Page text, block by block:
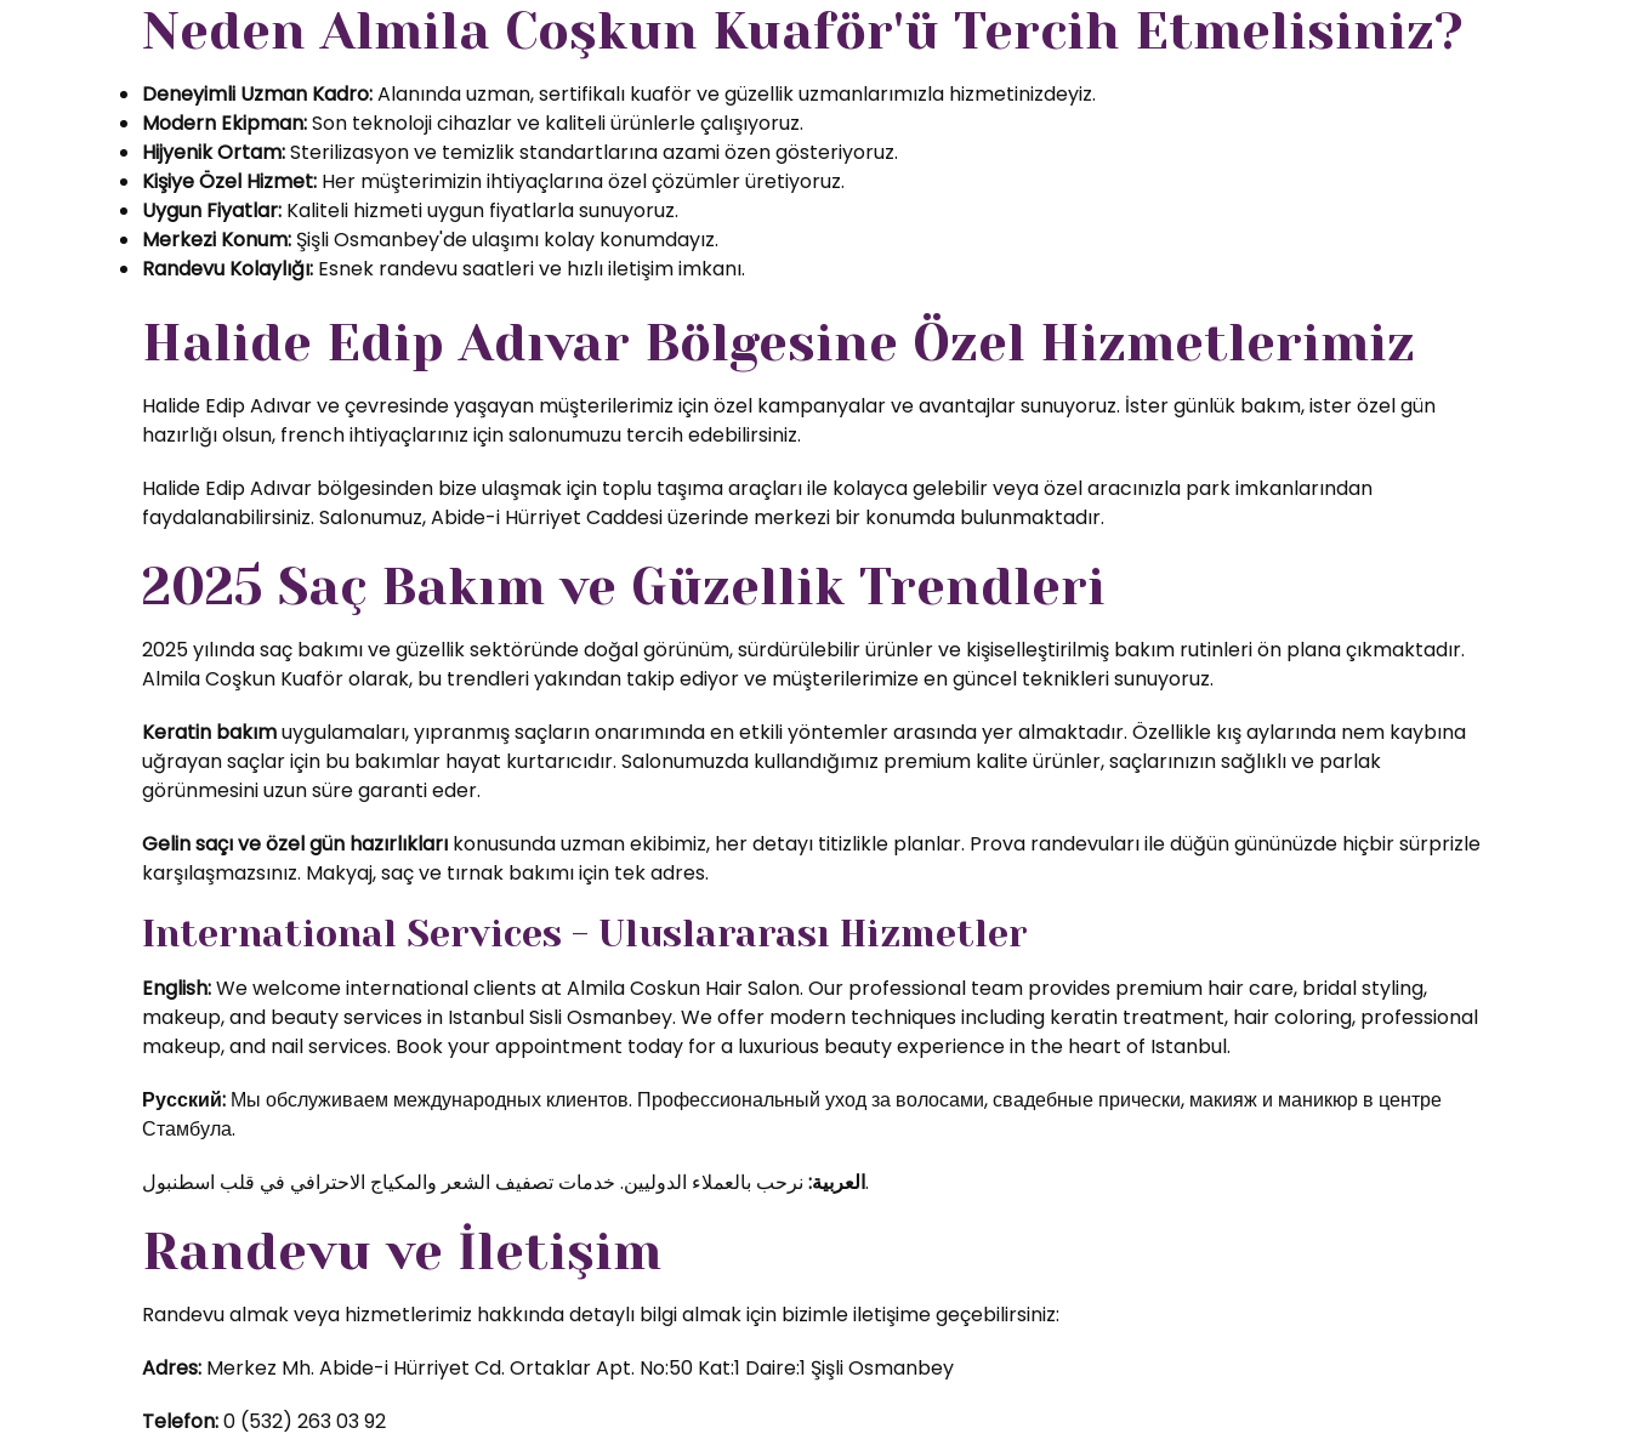
Neden Almila Coşkun Kuaför'ü Tercih Etmelisiniz?
Deneyimli Uzman Kadro:Alanında uzman, sertifikalı kuaför ve güzellik uzmanlarımızla hizmetinizdeyiz.
Modern Ekipman:Son teknoloji cihazlar ve kaliteli ürünlerle çalışıyoruz.
Hijyenik Ortam:Sterilizasyon ve temizlik standartlarına azami özen gösteriyoruz.
Kişiye Özel Hizmet: Her müşterimizin ihtiyaçlarına özel çözümler üretiyoruz.
Uygun Fiyatlar: Kaliteli hizmeti uygun fiyatlarla sunuyoruz.
Merkezi Konum: Şişli Osmanbey'de ulaşımı kolay konumdayız.
Randevu Kolaylığı: Esnek randevu saatleri ve hızlı iletişim imkanı.
Halide Edip Adıvar Bölgesine Özel Hizmetlerimiz
Halide Edip Adıvar ve çevresinde yaşayan müşterilerimiz için özel kampanyalar ve avantajlar sunuyoruz. İster günlük bakım, ister özel gün
hazırlığı olsun, french ihtiyaçlarınız için salonumuzu tercih edebilirsiniz.
Halide Edip Adıvar bölgesinden bize ulaşmak için toplu taşıma araçları ile kolayca gelebilir veya özel aracınızla park imkanlarından
faydalanabilirsiniz. Salonumuz, Abide-i Hürriyet Caddesi üzerinde merkezi bir konumda bulunmaktadır.
2025 Saç Bakım ve Güzellik Trendleri
2025 yılında saç bakımı ve güzellik sektöründe doğal görünüm, sürdürülebilir ürünler ve kişiselleştirilmiş bakım rutinleri ön plana çıkmaktadır.
Almila Coşkun Kuaför olarak, bu trendleri yakından takip ediyor ve müşterilerimize en güncel teknikleri sunuyoruz.
Keratin bakımuygulamaları, yıpranmış saçların onarımında en etkili yöntemler arasında yer almaktadır. Özellikle kış aylarında nem kaybına
uğrayan saçlar için bu bakımlar hayat kurtarıcıdır. Salonumuzda kullandığımız premium kalite ürünler, saçlarınızın sağlıklı ve parlak
görünmesini uzun süre garanti eder.
Gelin saçı ve özel gün hazırlıkları konusunda uzman ekibimiz, her detayı titizlikle planlar. Prova randevuları ile düğün gününüzde hiçbir sürprizle
karşılaşmazsınız. Makyaj, saç ve tırnak bakımı için tek adres.
International Services - Uluslararası Hizmetler
English:We welcome international clients at Almila Coskun Hair Salon. Our professional team provides premium hair care, bridal styling,
makeup, and beauty services in Istanbul Sisli Osmanbey. We offer modern techniques including keratin treatment, hair coloring, professional
makeup, and nail services. Book your appointment today for a luxurious beauty experience in the heart of Istanbul.
Русский: Мы обслуживаем международных клиентов. Профессиональный уход за волосами, свадебные прически, макияж и маникюр в центре
Стамбула.
العربية:نرحب بالعملاء الدوليين. خدمات تصفيف الشعر والمكياج الاحترافي في قلب اسطنبول.
Randevu ve İletişim
Randevu almak veya hizmetlerimiz hakkında detaylı bilgi almak için bizimle iletişime geçebilirsiniz:
Adres: Merkez Mh. Abide-i Hürriyet Cd. Ortaklar Apt. No:50 Kat:1 Daire:1 Şişli Osmanbey
Telefon:0 (532) 263 03 92